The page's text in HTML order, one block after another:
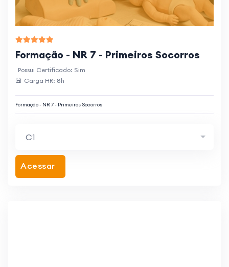
Formação - NR 7 - Primeiros Socorros
Possui Certificado: Sim
Carga HR: 8h
Formação - NR 7 - Primeiros Socorros
C1
Acessar